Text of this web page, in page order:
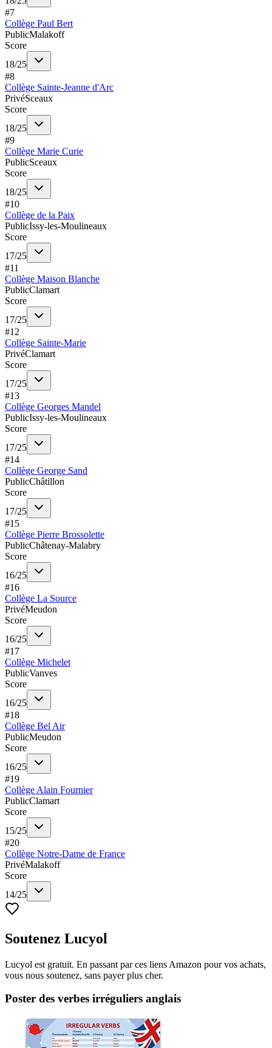
#7
Collège Paul Bert
PublicMalakoff
Score
18/25
#8
Collège Sainte-Jeanne d'Arc
PrivéSceaux
Score
18/25
#9
Collège Marie Curie
PublicSceaux
Score
18/25
#10
Collège de la Paix
PublicIssy-les-Moulineaux
Score
17/25
#11
Collège Maison Blanche
PublicClamart
Score
17/25
#12
Collège Sainte-Marie
PrivéClamart
Score
17/25
#13
Collège Georges Mandel
PublicIssy-les-Moulineaux
Score
17/25
#14
Collège George Sand
PublicChâtillon
Score
17/25
#15
Collège Pierre Brossolette
PublicChâtenay-Malabry
Score
16/25
#16
Collège La Source
PrivéMeudon
Score
16/25
#17
Collège Michelet
PublicVanves
Score
16/25
#18
Collège Bel Air
PublicMeudon
Score
16/25
#19
Collège Alain Fournier
PublicClamart
Score
15/25
#20
Collège Notre-Dame de France
PrivéMalakoff
Score
14/25
Soutenez Lucyol
Lucyol est gratuit. En passant par ces liens Amazon pour vos achats,
vous nous soutenez, sans payer plus cher.
Poster des verbes irréguliers anglais